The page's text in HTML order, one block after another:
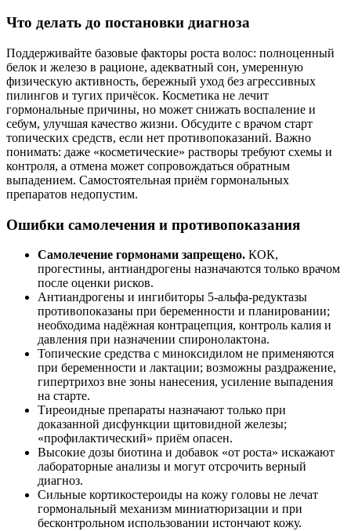
Что делать до постановки диагноза
Поддерживайте базовые факторы роста волос: полноценный
белок и железо в рационе, адекватный сон, умеренную
физическую активность, бережный уход без агрессивных
пилингов и тугих причёсок. Косметика не лечит
гормональные причины, но может снижать воспаление и
себум, улучшая качество жизни. Обсудите с врачом старт
топических средств, если нет противопоказаний. Важно
понимать: даже «косметические» растворы требуют схемы и
контроля, а отмена может сопровождаться обратным
выпадением. Самостоятельная приём гормональных
препаратов недопустим.
Ошибки самолечения и противопоказания
Самолечение гормонами запрещено. КОК,
прогестины, антиандрогены назначаются только врачом
после оценки рисков.
Антиандрогены и ингибиторы 5‑альфа‑редуктазы
противопоказаны при беременности и планировании;
необходима надёжная контрацепция, контроль калия и
давления при назначении спиронолактона.
Топические средства с миноксидилом не применяются
при беременности и лактации; возможны раздражение,
гипертрихоз вне зоны нанесения, усиление выпадения
на старте.
Тиреоидные препараты назначают только при
доказанной дисфункции щитовидной железы;
«профилактический» приём опасен.
Высокие дозы биотина и добавок «от роста» искажают
лабораторные анализы и могут отсрочить верный
диагноз.
Сильные кортикостероиды на кожу головы не лечат
гормональный механизм миниатюризации и при
бесконтрольном использовании истончают кожу.